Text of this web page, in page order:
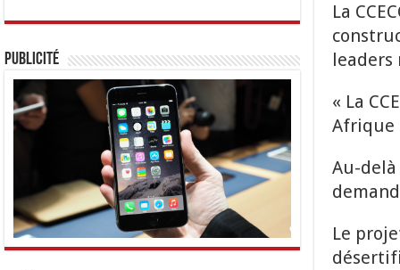
La
leaders
« La
Afrique
Au-
Le
Publicité